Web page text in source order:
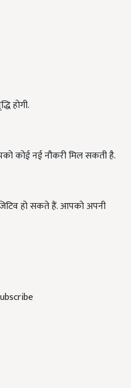
होगी.
कोई नई नौकरी मिल सकती है.
हो सकते हैं. आपको अपनी